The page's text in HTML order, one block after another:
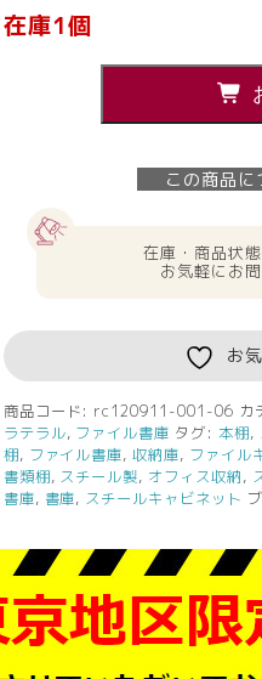
在庫1個
ネ
ッ
ト
3
段
カ
ギ
き
書
庫
ホ
この商品
在庫・商品状
お気軽にお
お
商品コード: rc120911-001-06 カ
ラテラル, ファイル書庫 タグ: 本棚,
棚, ファイル書庫,収納庫, ファイル
書類棚, スチール製, オフィス収納,
書庫, 書庫, スチールキャビネット